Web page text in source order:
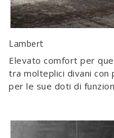
Lambert
Elevato comfort per
tra molteplici divani con
per le sue doti di